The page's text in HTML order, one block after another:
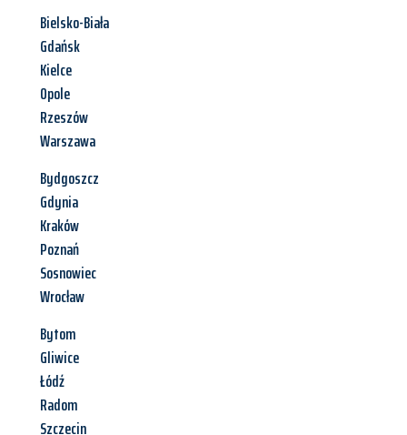
Bielsko-Biała
Gdańsk
Kielce
Opole
Rzeszów
Warszawa
Bydgoszcz
Gdynia
Kraków
Poznań
Sosnowiec
Wrocław
Bytom
Gliwice
Łódź
Radom
Szczecin